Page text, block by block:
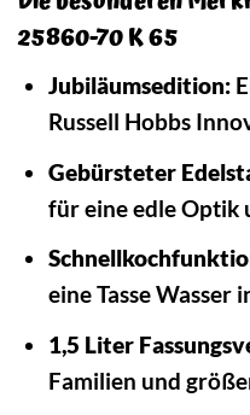
25860-70 K 65
Jubiläumsedition:
Russell Hobbs
Gebürsteter
für eine edle Optik
eine Tasse Wasser
1,5 Liter
Familien und